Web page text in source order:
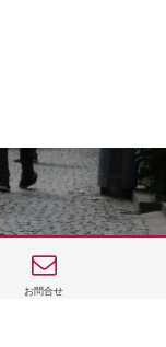
お問合せ